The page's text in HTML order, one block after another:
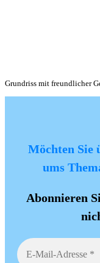
Grundriss mit freundlicher
Möchten Sie
ums
Abonnieren